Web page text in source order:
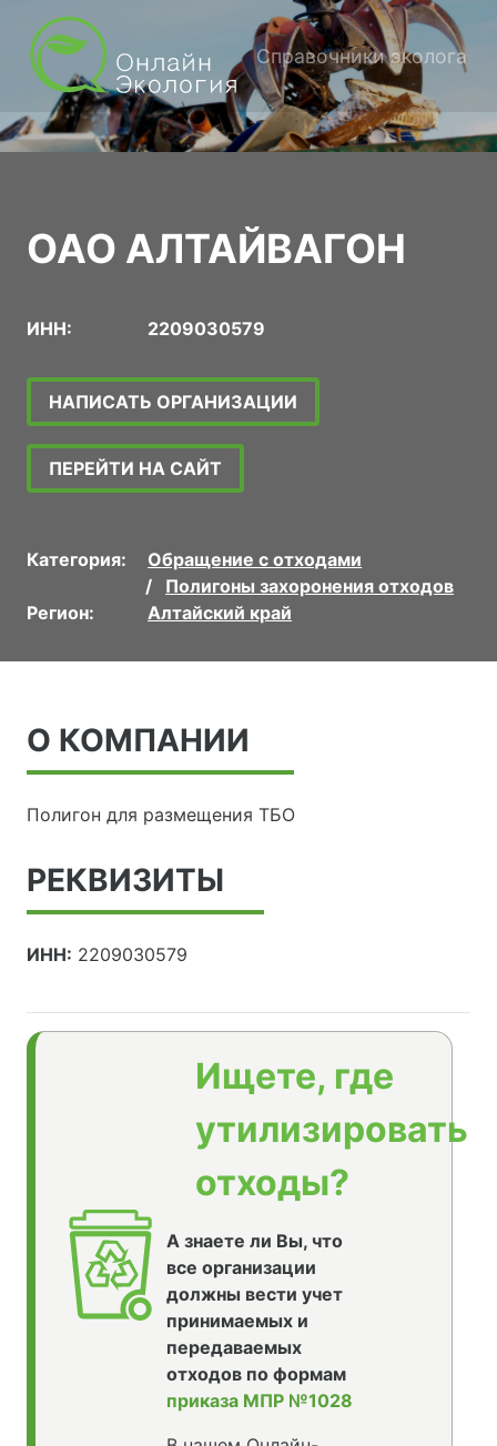
Справочники эколога
ОАО АЛТАЙВАГОН
ИНН: 2209030579
НАПИСАТЬ ОРГАНИЗАЦИИ
ПЕРЕЙТИ НА САЙТ
Категория:
Обращение с отходами
Полигоны захоронения отходов
Регион:
Алтайский край
О КОМПАНИИ
Полигон для размещения ТБО
РЕКВИЗИТЫ
ИНН: 2209030579
Ищете, где
утилизировать
отходы?
А знаете ли Вы, что
все организации
должны вести учет
принимаемых и
передаваемых
отходов по формам
приказа МПР №1028